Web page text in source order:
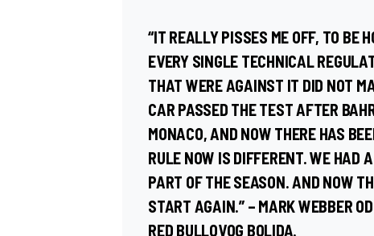
“IT REALLY PISSES ME OFF, TO BE
EVERY SINGLE TECHNICAL
THAT WERE AGAINST IT DID NOT
CAR PASSED THE TEST AFTER
MONACO, AND NOW THERE HAS
RULE NOW IS DIFFERENT. WE HAD
PART OF THE SEASON. AND NOW
START AGAIN.” – MARK WEBBER
RED BULLOVOG BOLIDA.